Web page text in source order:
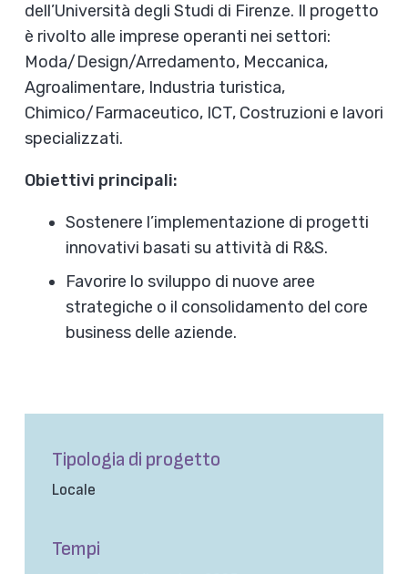
dell’Università degli Studi di Firenze. Il progetto
è rivolto alle imprese operanti nei settori:
Moda/Design/Arredamento, Meccanica,
Agroalimentare, Industria turistica,
Chimico/Farmaceutico, ICT, Costruzioni e lavori
specializzati.
Obiettivi principali:
Sostenere l’implementazione di progetti
innovativi basati su attività di R&S.
Favorire lo sviluppo di nuove aree
strategiche o il consolidamento del core
business delle aziende.
Tipologia di progetto
Locale
Tempi